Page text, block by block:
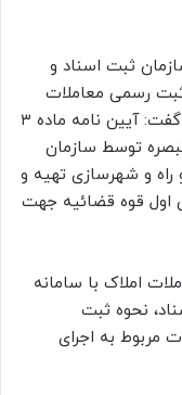
ثبت اسناد و
ثبت رسمی معاملات
اموال غیر منقول؛ حسن بابایی در این باره، گفت: آیین نامه ماده ۳
و چهارده تبصره توسط سازمان
و شهرسازی تهیه و
اول قوه قضائیه جهت
املاک با سامانه
نحوه ثبت
مربوط به اجرای